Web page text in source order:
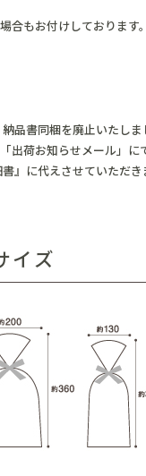
合もお付けしております
品書同梱を廃止いたしま
出荷お知らせメール」
』に代えさせていただき
イズ